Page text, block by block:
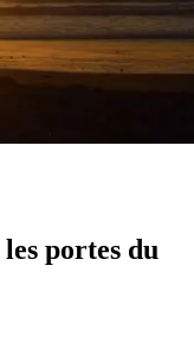
portes du